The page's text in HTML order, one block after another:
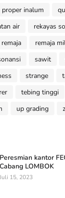
proper inalum
air
rekayas
remaja
remaja
sawit
strange
tebing tinggi
up grading
Peresmian kantor
Cabang LOMBOK
Juli 15, 2023